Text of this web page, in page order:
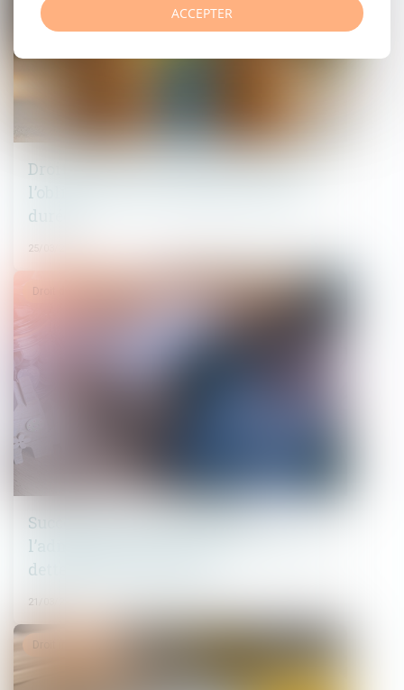
Droit de visite en espace de rencontre :
l’obligation pour le juge de fixer une
durée
25/03/2025
Succession et quasi-usufruit :
l’administration peut-elle rectifier une
dette déclarée au passif ?
21/03/2025
Droit de la famille, des personnes et de leur patrimoine
Droit immobilier
ACCEPTER